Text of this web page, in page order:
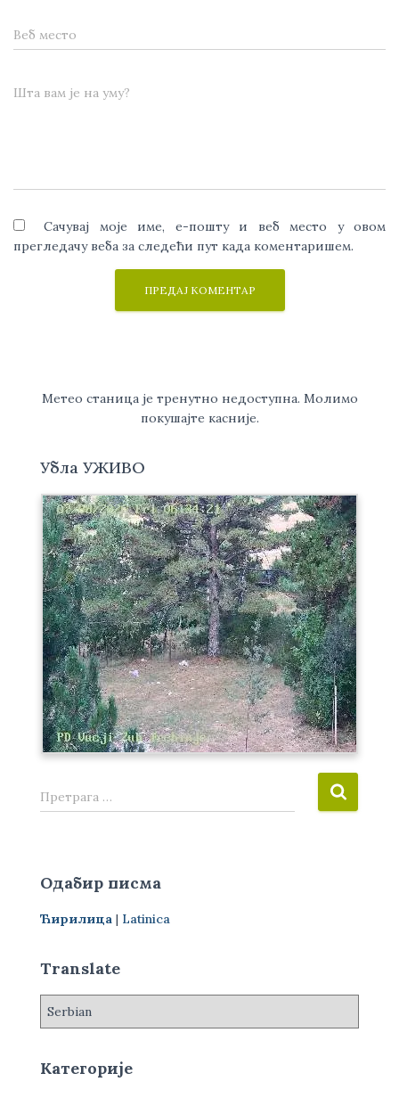
Веб место
Шта вам је на уму?
Сачувај моје име, е-пошту и веб место у овом
прегледачу веба за следећи пут када коментаришем.
Метео станица је тренутно недоступна. Молимо
покушајте касније.
Убла УЖИВО
П
р
а
а
а
Претрага …
Одабир писма
Ћирилица | Latinica
Translate
Категорије